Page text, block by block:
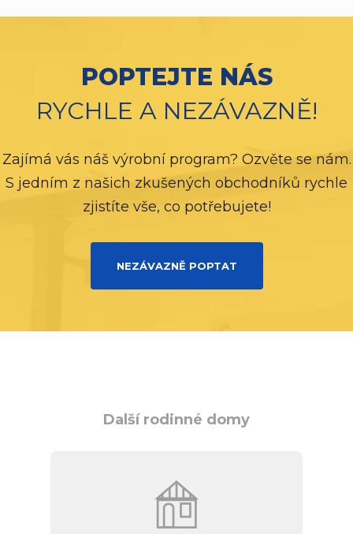
POPTEJTE NÁS
RYCHLE A NEZÁVAZNĚ!
Zajímá vás náš výrobní program? Ozvěte se nám.
S jedním z našich zkušených obchodníků rychle
zjistíte vše, co potřebujete!
NEZÁVAZNĚ POPTAT
Další rodinné domy